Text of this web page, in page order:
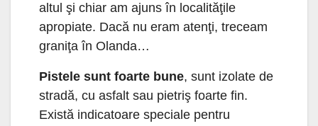
altul şi chiar am ajuns în localităţile
apropiate. Dacă nu eram atenţi, treceam
graniţa în Olanda…
Pistele sunt foarte bune, sunt izolate de
stradă, cu asfalt sau pietriş foarte fin.
Există indicatoare speciale pentru